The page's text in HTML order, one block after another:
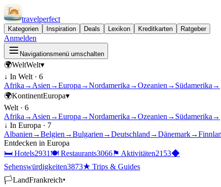
travelperfect
Kategorien Inspiration Deals Lexikon Kreditkarten Ratgeber
Anmelden
Navigationsmenü umschalten
🌍WeltWelt▾
↓ In Welt · 6
Afrika → Asien →Europa →Nordamerika →Ozeanien → Südamerika →
🌍KontinentEuropa▾
Welt · 6
Afrika → Asien →Europa →Nordamerika →Ozeanien → Südamerika →
↓ In Europa · 7
Albanien →Belgien →Bulgarien →Deutschland →Dänemark→
Entdecken in Europa
🛏 Hotels2931 🍽 Restaurants3066⚑ Aktivitäten2153◆
Sehenswürdigkeiten3873★ Trips & Guides
🏳LandFrankreich▾